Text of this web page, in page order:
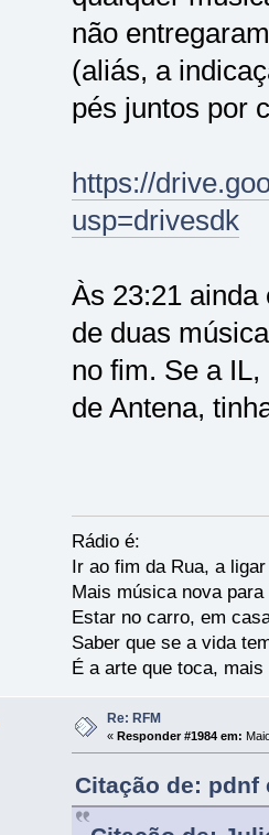
não
(aliás, a
pés juntos por
https://
usp=drivesdk
Às 23:21
de duas
no fim. Se a
de Antena,
Rádio é:
Ir ao fim da Rua, a
Mais música nova
Estar no carro, em
Saber que se a vida
É a arte que toca,
Re: RFM
« Responder #1984 em:
Citação de: pdnf